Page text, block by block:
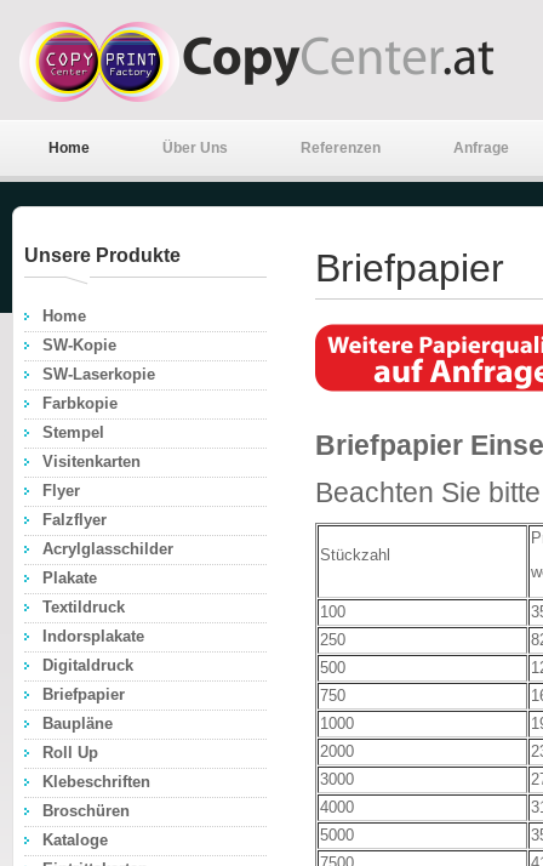
Home Über Uns Referenzen Anfrage
Unsere Produkte
Home
SW-Kopie
SW-Laserkopie
Farbkopie
Stempel
Visitenkarten
Flyer
Falzflyer
Acrylglasschilder
Plakate
Textildruck
Indorsplakate
Digitaldruck
Briefpapier
Baupläne
Roll Up
Klebeschriften
Broschüren
Kataloge
Briefpapier
Briefpapier
Beachten Sie
Stückzahl
100
250
500
750
1000
2000
3000
4000
5000